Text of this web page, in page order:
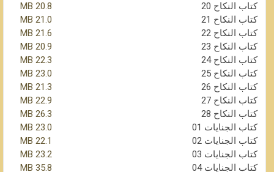
كتاب النكاح 20
20.8 MB
كتاب النكاح 21
21.0 MB
كتاب النكاح 22
21.6 MB
كتاب النكاح 23
20.9 MB
كتاب النكاح 24
22.3 MB
كتاب النكاح 25
23.0 MB
كتاب النكاح 26
21.3 MB
كتاب النكاح 27
22.9 MB
كتاب النكاح 28
26.3 MB
كتاب الجنايات 01
23.0 MB
كتاب الجنايات 02
22.1 MB
كتاب الجنايات 03
23.2 MB
كتاب الجنايات 04
35.8 MB